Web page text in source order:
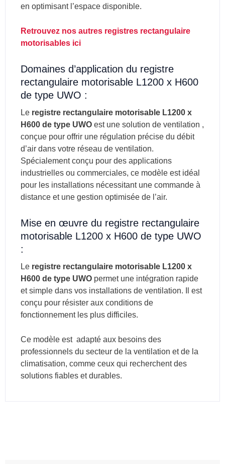
en optimisant l’espace disponible.
Retrouvez nos autres registres rectangulaire
motorisables ici
Domaines d’application du registre
rectangulaire motorisable L1200 x H600
de type UWO :
Le registre rectangulaire motorisable L1200 x
H600 de type UWO est une solution de ventilation ,
conçue pour offrir une régulation précise du débit
d’air dans votre réseau de ventilation.
Spécialement conçu pour des applications
industrielles ou commerciales, ce modèle est idéal
pour les installations nécessitant une commande à
distance et une gestion optimisée de l’air.
Mise en œuvre du registre rectangulaire
motorisable L1200 x H600 de type UWO
:
Le registre rectangulaire motorisable L1200 x
H600 de type UWO permet une intégration rapide
et simple dans vos installations de ventilation. Il est
conçu pour résister aux conditions de
fonctionnement les plus difficiles.
Ce modèle est adapté aux besoins des
professionnels du secteur de la ventilation et de la
climatisation, comme ceux qui recherchent des
solutions fiables et durables.